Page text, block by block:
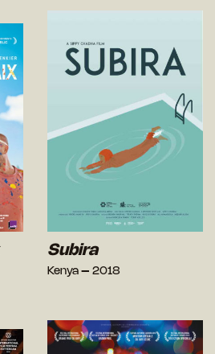
Subira
Kenya – 2018